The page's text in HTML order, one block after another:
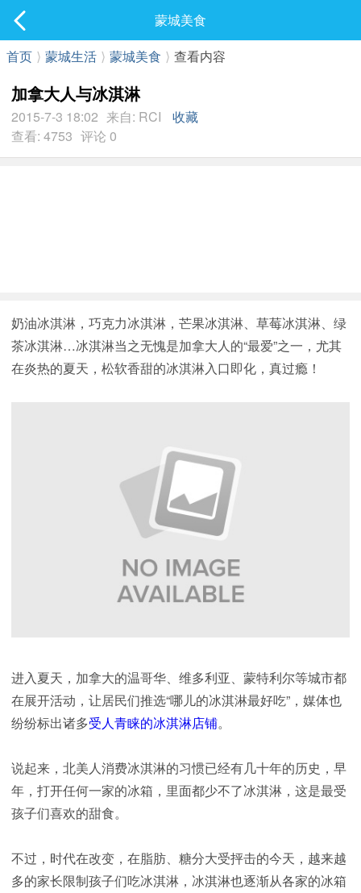
最新发表
蒙城美食
首页 ⟩ 蒙城生活 ⟩ 蒙城美食 ⟩ 查看内容
加拿大人与冰淇淋
2015-7-3 18:02 来自: RCI
收藏
查看: 4753 评论 0
奶油冰淇淋，巧克力冰淇淋，芒果冰淇淋、草莓冰淇淋、绿
茶冰淇淋…冰淇淋当之无愧是加拿大人的“最爱”之一，尤其
在炎热的夏天，松软香甜的冰淇淋入口即化，真过瘾！
进入夏天，加拿大的温哥华、维多利亚、蒙特利尔等城市都
在展开活动，让居民们推选“哪儿的冰淇淋最好吃”，媒体也
纷纷标出诸多受人青睐的冰淇淋店铺。
说起来，北美人消费冰淇淋的习惯已经有几十年的历史，早
年，打开任何一家的冰箱，里面都少不了冰淇淋，这是最受
孩子们喜欢的甜食。
不过，时代在改变，在脂肪、糖分大受抨击的今天，越来越
多的家长限制孩子们吃冰淇淋，冰淇淋也逐渐从各家的冰箱